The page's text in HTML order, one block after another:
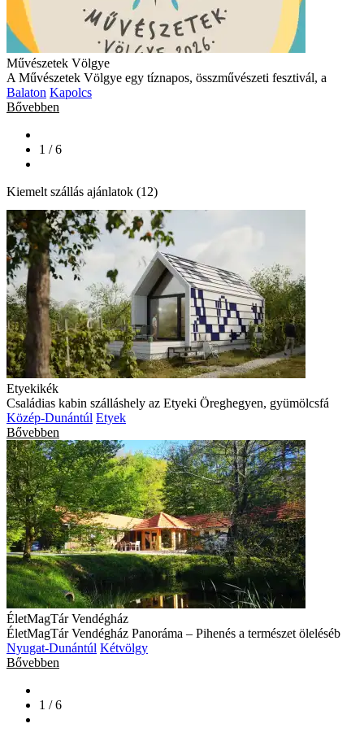
Művészetek Völgye
A Művészetek Völgye egy tíznapos, összművészeti fesztivál, a
Balaton Kapolcs
Bővebben
1 / 6
Kiemelt szállás ajánlatok (12)
Etyekikék
Családias kabin szálláshely az Etyeki Öreghegyen, gyümölcsfá
Közép-Dunántúl Etyek
Bővebben
ÉletMagTár Vendégház
ÉletMagTár Vendégház Panoráma – Pihenés a természet öleléséb
Nyugat-Dunántúl Kétvölgy
Bővebben
1 / 6